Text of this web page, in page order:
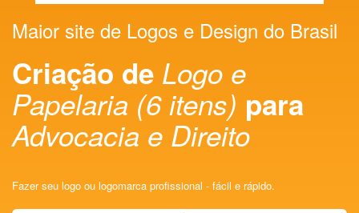
Maior site de Logos e Design do Brasil
Criação de Logo e
Papelaria (6 itens) para
Advocacia e Direito
Fazer seu logo ou logomarca profissional - fácil e rápido.